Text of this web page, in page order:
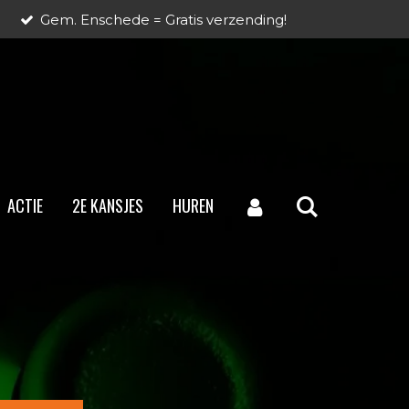
Gem. Enschede = Gratis verzending!
ACTIE 2E KANSJES HUREN